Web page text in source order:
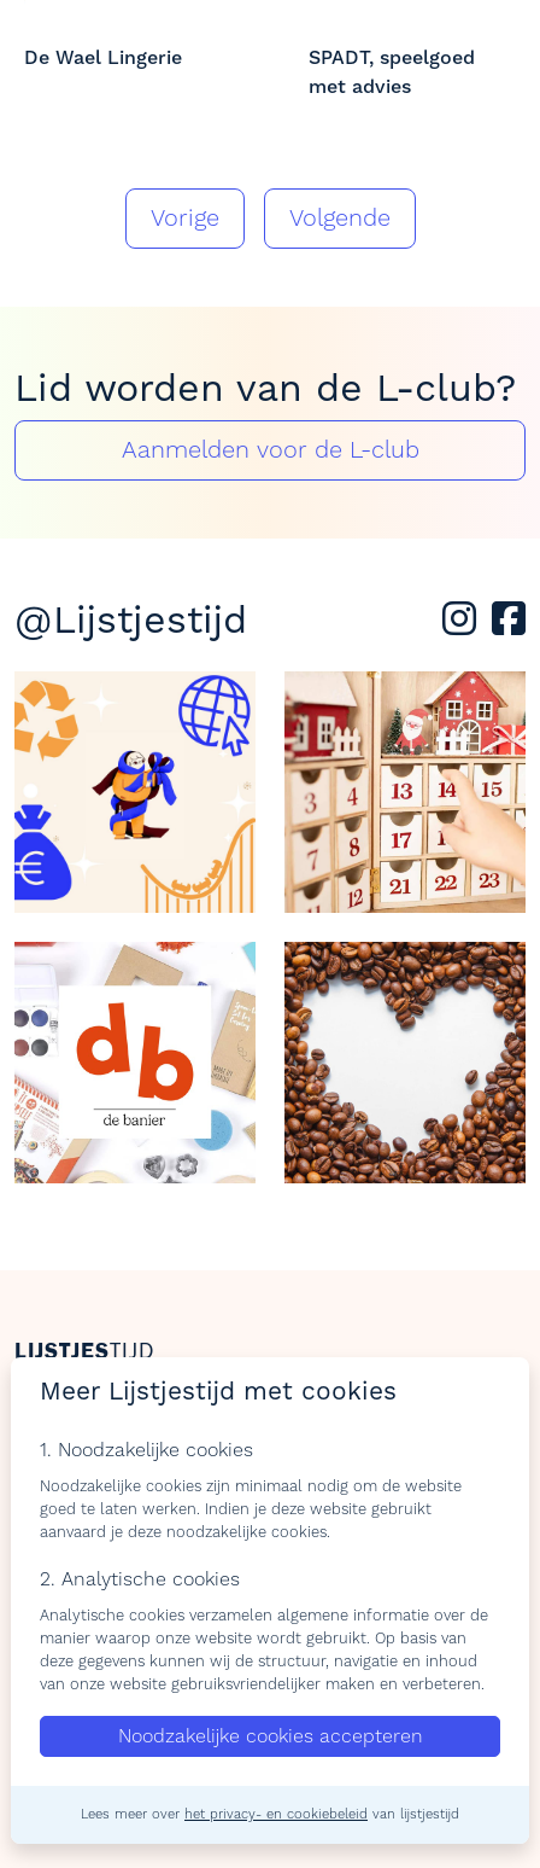
De Wael Lingerie
SPADT, speelgoed
met advies
Vorige Volgende
Lid worden van de L-club?
Aanmelden voor de L-club
@Lijstjestijd
LIJSTJESTIJD
Welkom op Lijstjestijd, hét online platform om
webshop.
Verlangslijstjes maken
Cadeaulijstje
personaliseren
Wat is de L-club
Wordt lid van onze L-club
Contacteer ons
Over ons
Privacy Policy
Meer Lijstjestijd met cookies
1. Noodzakelijke cookies
Noodzakelijke cookies zijn minimaal nodig om de website
goed te laten werken. Indien je deze website gebruikt
aanvaard je deze noodzakelijke cookies.
2. Analytische cookies
Analytische cookies verzamelen algemene informatie over de
manier waarop onze website wordt gebruikt. Op basis van
deze gegevens kunnen wij de structuur, navigatie en inhoud
van onze website gebruiksvriendelijker maken en verbeteren.
Noodzakelijke cookies accepteren
Lees meer over het privacy- en cookiebeleid van lijstjestijd